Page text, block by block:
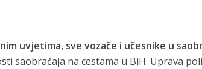
uvjetima, sve vozače i učesnike u
saobraćaja na cestama u BiH. Uprava